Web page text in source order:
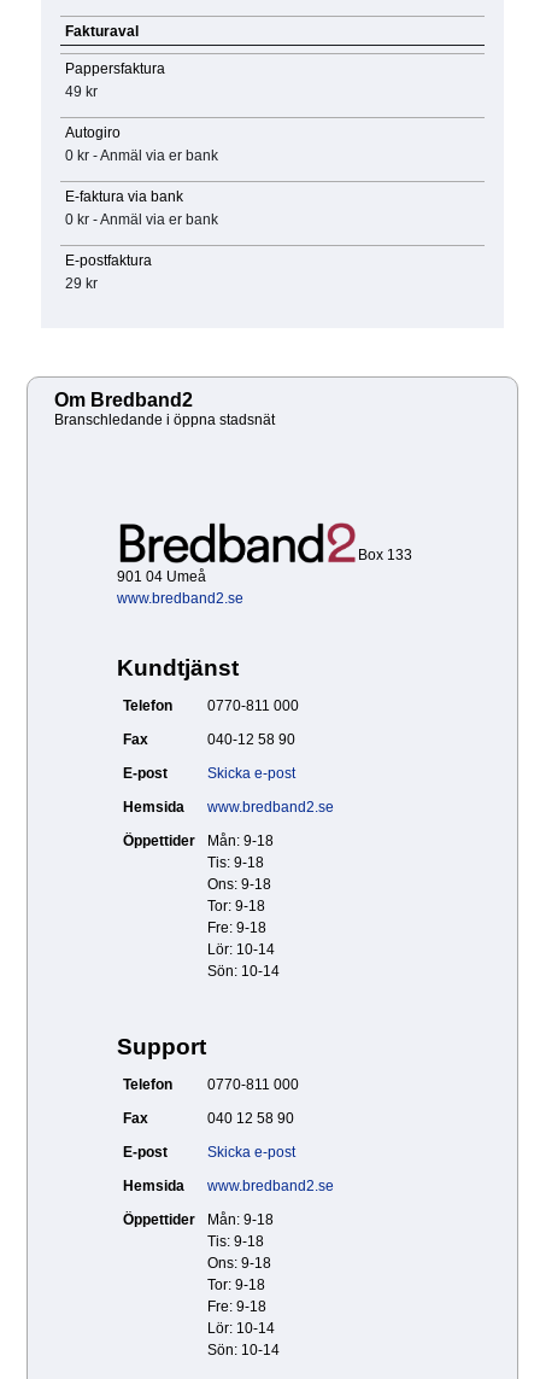
Fakturaval
Pappersfaktura
49 kr
Autogiro
0 kr - Anmäl via er bank
E-faktura via bank
0 kr - Anmäl via er bank
E-postfaktura
29 kr
Om Bredband2
Branschledande i öppna stadsnät
Box 133
901 04 Umeå
www.bredband2.se
Kundtjänst
Telefon
0770-811 000
Fax
040-12 58 90
E-post
Skicka e-post
Hemsida
www.bredband2.se
Öppettider
Mån: 9-18
Tis: 9-18
Ons: 9-18
Tor: 9-18
Fre: 9-18
Lör: 10-14
Sön: 10-14
Support
Telefon
0770-811 000
Fax
040 12 58 90
E-post
Skicka e-post
Hemsida
www.bredband2.se
Öppettider
Mån: 9-18
Tis: 9-18
Ons: 9-18
Tor: 9-18
Fre: 9-18
Lör: 10-14
Sön: 10-14